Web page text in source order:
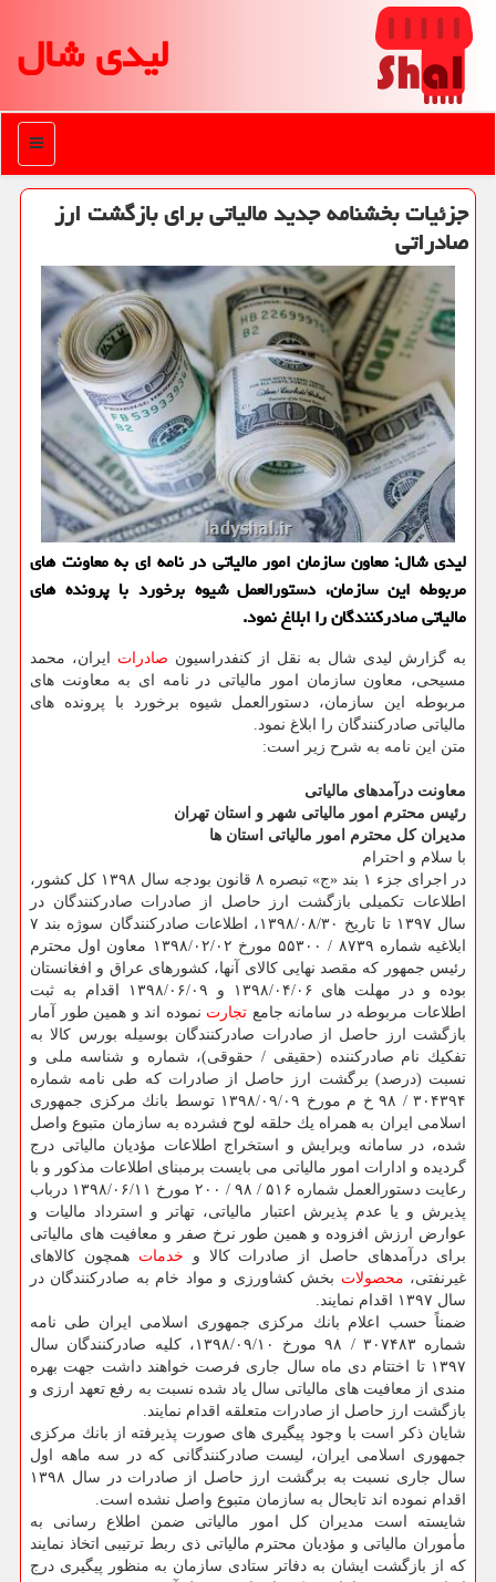
لیدی شال
منو
جزئیات بخشنامه جدید مالیاتی برای بازگشت ارز
صادراتی
لیدی شال: معاون سازمان امور مالیاتی در نامه ای به معاونت های
مربوطه این سازمان، دستورالعمل شیوه برخورد با پرونده های
مالیاتی صادركنندگان را ابلاغ نمود.
به گزارش لیدی شال به نقل از كنفدراسیون صادرات ایران، محمد
مسیحی، معاون سازمان امور مالیاتی در نامه ای به معاونت های
مربوطه این سازمان، دستورالعمل شیوه برخورد با پرونده های
مالیاتی صادركنندگان را ابلاغ نمود.
متن این نامه به شرح زیر است:
معاونت درآمدهای مالیاتی
رئیس محترم امور مالیاتی شهر و استان تهران
مدیران كل محترم امور مالیاتی استان ها
با سلام و احترام
در اجرای جزء ۱ بند «ج» تبصره ۸ قانون بودجه سال ۱۳۹۸ كل كشور،
اطلاعات تكمیلی بازگشت ارز حاصل از صادرات صادركنندگان در
سال ۱۳۹۷ تا تاریخ ۱۳۹۸/۰۸/۳۰، اطلاعات صادركنندگان سوژه بند ۷
ابلاغیه شماره ۸۷۳۹ / ۵۵۳۰۰ مورخ ۱۳۹۸/۰۲/۰۲ معاون اول محترم
رئیس جمهور كه مقصد نهایی كالای آنها، كشورهای عراق و افغانستان
بوده و در مهلت های ۱۳۹۸/۰۴/۰۶ و ۱۳۹۸/۰۶/۰۹ اقدام به ثبت
اطلاعات مربوطه در سامانه جامع تجارت نموده اند و همین طور آمار
بازگشت ارز حاصل از صادرات صادركنندگان بوسیله بورس كالا به
تفكیك نام صادركننده (حقیقی / حقوقی)، شماره و شناسه ملی و
نسبت (درصد) برگشت ارز حاصل از صادرات كه طی نامه شماره
۳۰۴۳۹۴ / ۹۸ خ م مورخ ۱۳۹۸/۰۹/۰۹ توسط بانك مركزی جمهوری
اسلامی ایران به همراه یك حلقه لوح فشرده به سازمان متبوع واصل
شده، در سامانه ویرایش و استخراج اطلاعات مؤدیان مالیاتی درج
گردیده و ادارات امور مالیاتی می بایست برمبنای اطلاعات مذكور و با
رعایت دستورالعمل شماره ۵۱۶ / ۹۸ / ۲۰۰ مورخ ۱۳۹۸/۰۶/۱۱ درباب
پذیرش و یا عدم پذیرش اعتبار مالیاتی، تهاتر و استرداد مالیات و
عوارض ارزش افزوده و همین طور نرخ صفر و معافیت های مالیاتی
برای درآمدهای حاصل از صادرات كالا و خدمات همچون كالاهای
غیرنفتی، محصولات بخش كشاورزی و مواد خام به صادركنندگان در
سال ۱۳۹۷ اقدام نمایند.
ضمناً حسب اعلام بانك مركزی جمهوری اسلامی ایران طی نامه
شماره ۳۰۷۴۸۳ / ۹۸ مورخ ۱۳۹۸/۰۹/۱۰، كلیه صادركنندگان سال
۱۳۹۷ تا اختتام دی ماه سال جاری فرصت خواهند داشت جهت بهره
مندی از معافیت های مالیاتی سال یاد شده نسبت به رفع تعهد ارزی و
بازگشت ارز حاصل از صادرات متعلقه اقدام نمایند.
شایان ذكر است با وجود پیگیری های صورت پذیرفته از بانك مركزی
جمهوری اسلامی ایران، لیست صادركنندگانی كه در سه ماهه اول
سال جاری نسبت به برگشت ارز حاصل از صادرات در سال ۱۳۹۸
اقدام نموده اند تابحال به سازمان متبوع واصل نشده است.
شایسته است مدیران كل امور مالیاتی ضمن اطلاع رسانی به
مأموران مالیاتی و مؤدیان محترم مالیاتی ذی ربط ترتیبی اتخاذ نمایند
كه از بازگشت ایشان به دفاتر ستادی سازمان به منظور پیگیری درج